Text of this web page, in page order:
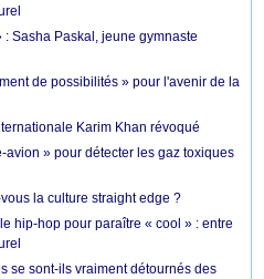
Sasha Paskal, jeune gymnaste
de possibilités » pour l'avenir de la
Karim Khan révoqué
» pour détecter les gaz toxiques
la culture straight edge ?
hip-hop pour paraître « cool » : entre
se sont-ils vraiment détournés des